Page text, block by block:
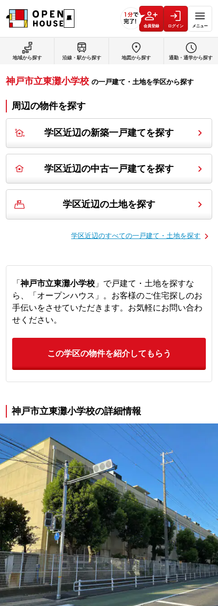
会員登録 ログイン メニュー
地域から探す 沿線・駅から探す 地図から探す 通勤・通学から探す
神戸市立東灘小学校 の一戸建て・土地を学区から探す
周辺の物件を探す
学区近辺の新築一戸建てを探す
学区近辺の中古一戸建てを探す
学区近辺の土地を探す
学区近辺のすべての一戸建て・土地を探す
「神戸市立東灘小学校」で戸建て・土地を探すな
ら、「オープンハウス」。お客様のご住宅探しのお
手伝いをさせていただきます。お気軽にお問い合わ
せください。
この学区の物件を紹介してもらう
神戸市立東灘小学校の詳細情報